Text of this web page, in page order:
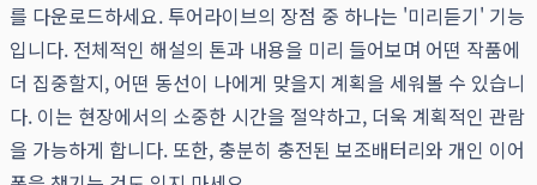
를 다운로드하세요. 투어라이브의 장점 중 하나는 '미리듣기' 기능
입니다. 전체적인 해설의 톤과 내용을 미리 들어보며 어떤 작품에
더 집중할지, 어떤 동선이 나에게 맞을지 계획을 세워볼 수 있습니
다. 이는 현장에서의 소중한 시간을 절약하고, 더욱 계획적인 관람
을 가능하게 합니다. 또한, 충분히 충전된 보조배터리와 개인 이어